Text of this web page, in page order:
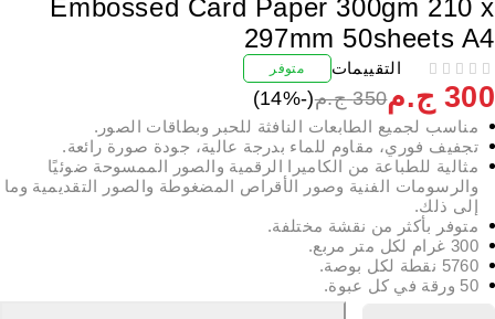
Embossed Card Paper 300gm 210
297mm 50sheets
التقييمات متوفر
350 ج.م ج.م (-
14%)
مناسب لجميع الطابعات النافثة للحبر وبطاقات الصور.
تجفيف فوري، مقاوم للماء بدرجة عالية، جودة صورة رائعة.
مثالية للطباعة من الكاميرا الرقمية والصور الممسوحة ضوئيًا
والرسومات الفنية وصور الأقراص المضغوطة والصور التقديمية وما
إلى ذلك.
متوفر بأكثر من نقشة مختلفة.
300 غرام لكل متر مربع.
5760 نقطة لكل بوصة.
50 ورقة في كل عبوة.